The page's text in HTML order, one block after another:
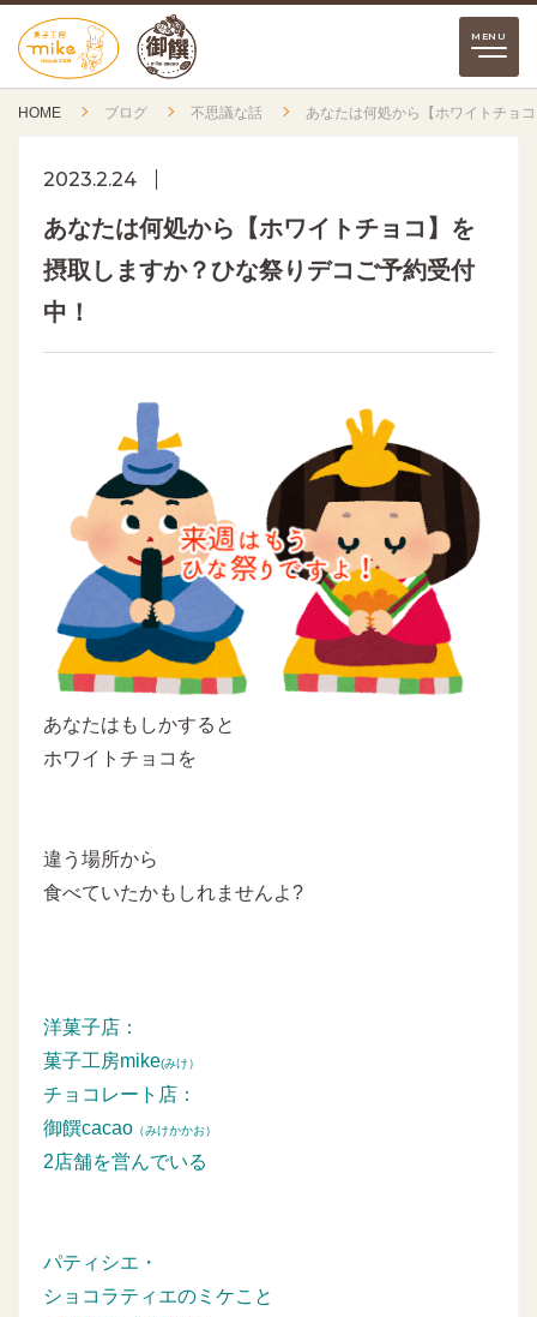
HOME ブログ 不思議な話 あなたは何処から【ホワイトチョ
2023.2.24
あなたは何処から【ホワイトチョコ】を
摂取しますか？ひな祭りデコご予約受付
中！
あなたはもしかすると
ホワイトチョコを
違う場所から
食べていたかもしれませんよ?
洋菓子店：
菓子工房mike(みけ）
チョコレート店：
御饌cacao （みけかかお）
2店舗を営んでいる
パティシエ・
ショコラティエのミケこと